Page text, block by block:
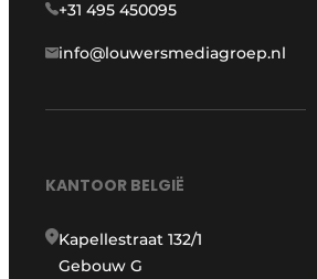
+31 495 450095
info@louwersmediagroep.nl
KANTOOR BELGIË
Kapellestraat 132/1
Gebouw G